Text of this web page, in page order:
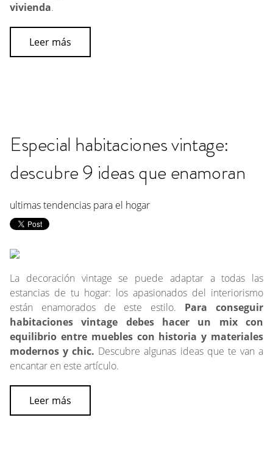
vivienda.
Leer más
Especial habitaciones vintage:
descubre 9 ideas que enamoran
ultimas tendencias para el hogar
La decoración vintage se puede adaptar a todas las
estancias de tu hogar: los apasionados del interiorismo
están enamorados de este estilo. Para conseguir
habitaciones vintage debes hacer un mix con
equilibrio entre muebles con historia y materiales
modernos y chic. Descubre algunas ideas que te van a
encantar en este artículo.
Leer más